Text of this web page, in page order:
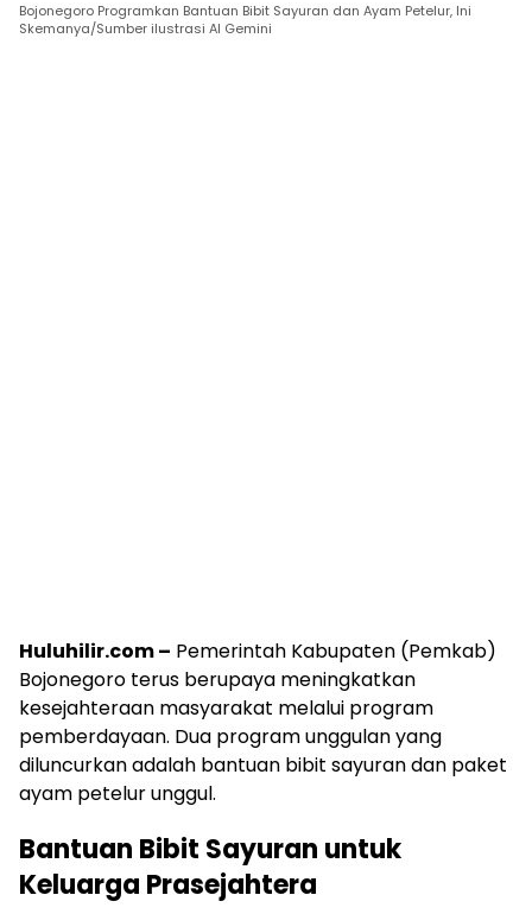
Bojonegoro Programkan Bantuan Bibit Sayuran dan Ayam Petelur, Ini
Skemanya/Sumber ilustrasi AI Gemini
Huluhilir.com – Pemerintah Kabupaten (Pemkab)
Bojonegoro terus berupaya meningkatkan
kesejahteraan masyarakat melalui program
pemberdayaan. Dua program unggulan yang
diluncurkan adalah bantuan bibit sayuran dan paket
ayam petelur unggul.
Bantuan Bibit Sayuran untuk
Keluarga Prasejahtera